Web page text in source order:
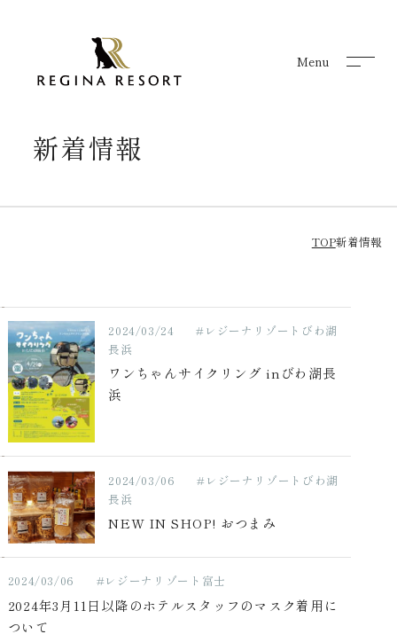
Menu
Menu
新着情報
TOP新着情報
2024/03/24
#レジーナリゾートびわ湖
長浜
ワンちゃんサイクリング inびわ湖長
浜
2024/03/06
#レジーナリゾートびわ湖
長浜
NEW IN SHOP! おつまみ
2024/03/06 #レジーナリゾート富士
2024年3月11日以降のホテルスタッフのマスク着用に
ついて